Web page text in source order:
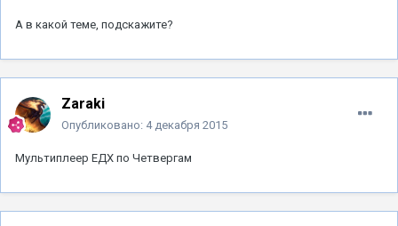
А в какой теме, подскажите?
Zaraki
Опубликовано: 4 декабря 2015
Мультиплеер ЕДХ по Четвергам